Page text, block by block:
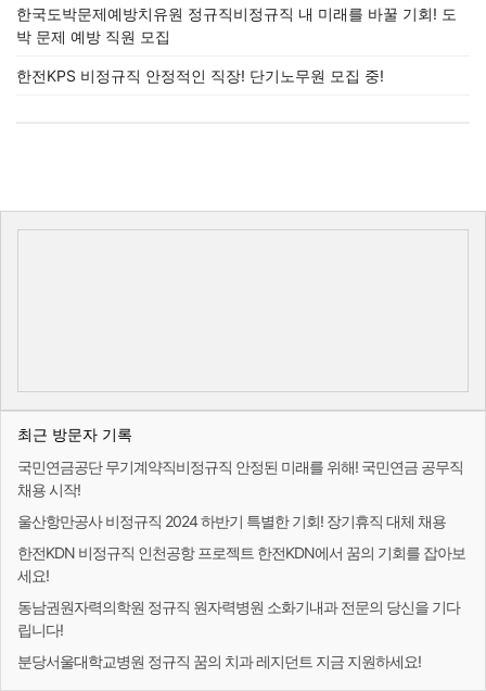
한국도박문제예방치유원 정규직비정규직 내 미래를 바꿀 기회! 도
박 문제 예방 직원 모집
한전KPS 비정규직 안정적인 직장! 단기노무원 모집 중!
최근 방문자 기록
국민연금공단 무기계약직비정규직 안정된 미래를 위해! 국민연금 공무직
채용 시작!
울산항만공사 비정규직 2024 하반기 특별한 기회! 장기휴직 대체 채용
한전KDN 비정규직 인천공항 프로젝트 한전KDN에서 꿈의 기회를 잡아보
세요!
동남권원자력의학원 정규직 원자력병원 소화기내과 전문의 당신을 기다
립니다!
분당서울대학교병원 정규직 꿈의 치과 레지던트 지금 지원하세요!